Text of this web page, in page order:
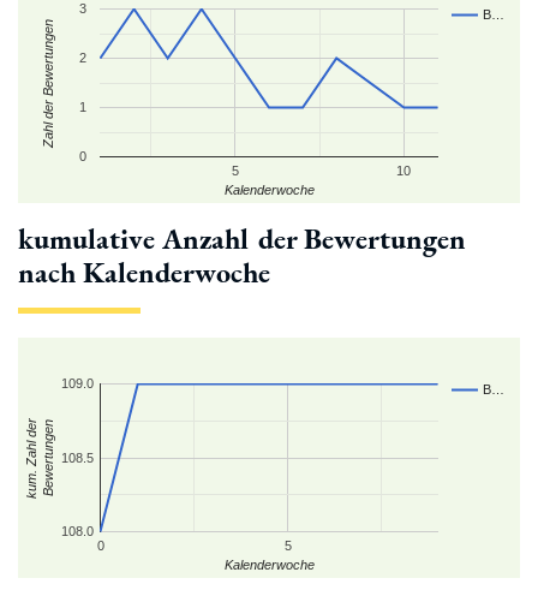
B…
5 10
0
1
2
3
Kalenderwoche
Zahl der Bewertungen
kumulative Anzahl der Bewertungen
nach Kalenderwoche
B…
0 5
108.0
108.5
109.0
Kalenderwoche
kum. Zahl derBewertungen